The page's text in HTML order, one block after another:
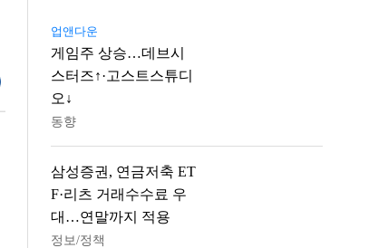
업앤다운
게임주 상승…데브시
스터즈↑·고스트스튜디
오↓
동향
삼성증권, 연금저축 ET
F·리츠 거래수수료 우
대…연말까지 적용
정보/정책